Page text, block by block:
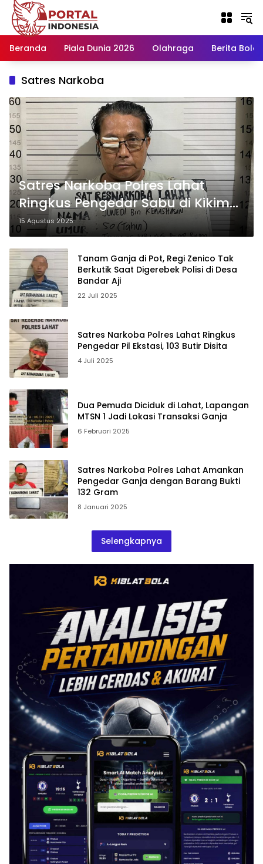
Langsung
konten
Beranda
Piala Dunia 2026 Olahraga Berita Bola
Satres Narkoba
Satres Narkoba Polres Lahat
Ringkus Pengedar Sabu di Kikim
Tengah, Barang Bukti
Disembunyikan di Celana
15 Agustus 2025
Tanam Ganja di Pot, Regi Zenico Tak
Berkutik Saat Digerebek Polisi di Desa
Bandar Aji
22 Juli 2025
Satres Narkoba Polres Lahat Ringkus
Pengedar Pil Ekstasi, 103 Butir Disita
4 Juli 2025
Dua Pemuda Diciduk di Lahat, Lapangan
MTSN 1 Jadi Lokasi Transaksi Ganja
6 Februari 2025
Satres Narkoba Polres Lahat Amankan
Pengedar Ganja dengan Barang Bukti
132 Gram
8 Januari 2025
Selengkapnya